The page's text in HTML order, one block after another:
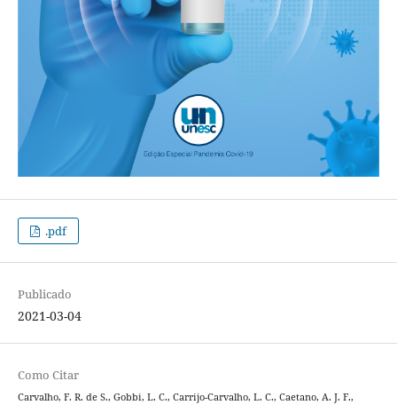
.pdf
Publicado
2021-03-04
Como Citar
Carvalho, F. R. de S., Gobbi, L. C., Carrijo-Carvalho, L. C., Caetano, A. J. F.,